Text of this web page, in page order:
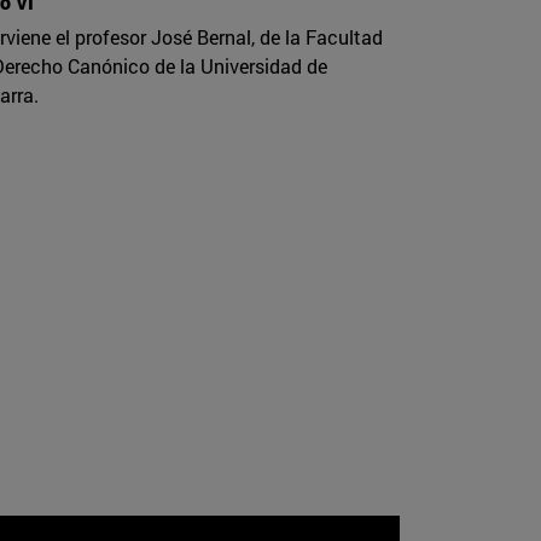
el profesor José Bernal, de la Facultad
Canónico de la Universidad de